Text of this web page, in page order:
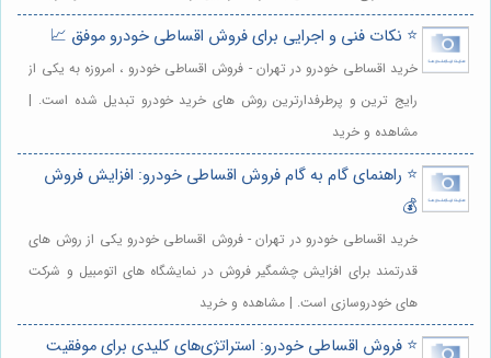
⭐️ نکات فنی و اجرایی برای فروش اقساطی خودرو موفق 📈
خرید اقساطی خودرو در تهران - فروش اقساطی خودرو ، امروزه به یکی از
رایج ترین و پرطرفدارترین روش های خرید خودرو تبدیل شده است. |
مشاهده و خرید
⭐️ راهنمای گام به گام فروش اقساطی خودرو: افزایش فروش
💰
خرید اقساطی خودرو در تهران - فروش اقساطی خودرو یکی از روش های
قدرتمند برای افزایش چشمگیر فروش در نمایشگاه های اتومبیل و شرکت
های خودروسازی است. | مشاهده و خرید
⭐️ فروش اقساطی خودرو: استراتژی‌های کلیدی برای موفقیت